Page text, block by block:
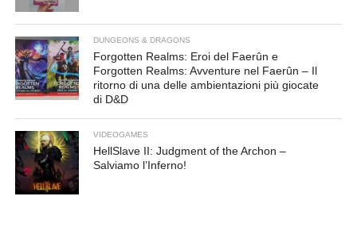
DUNGEONS & DRAGONS
Forgotten Realms: Eroi del Faerûn e
Forgotten Realms: Avventure nel Faerûn – Il
ritorno di una delle ambientazioni più giocate
di D&D
VIDEOGAMES
HellSlave II: Judgment of the Archon –
Salviamo l’Inferno!